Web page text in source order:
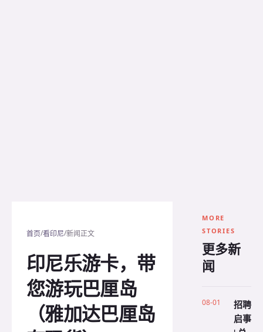
首页/看印尼/新闻正文
印尼乐游卡，带
您游玩巴厘岛
（雅加达巴厘岛
MORE
STORIES
更多新
闻
08-01
招聘
启事